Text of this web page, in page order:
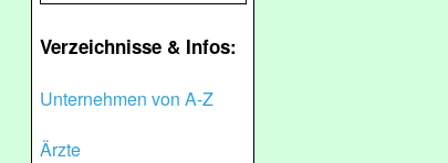
Verzeichnisse & Infos:
Unternehmen von A-Z
Ärzte